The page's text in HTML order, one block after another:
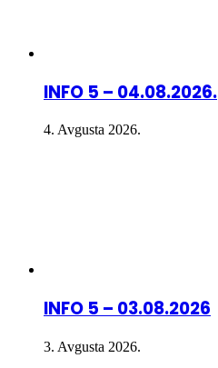
INFO 5 – 04.08.2026.
4. Avgusta 2026.
INFO 5 – 03.08.2026
3. Avgusta 2026.